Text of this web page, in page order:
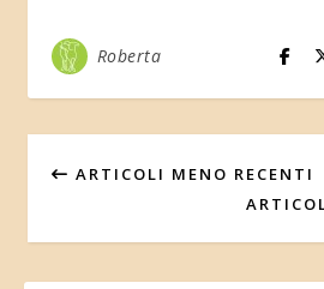
Roberta
ARTICOLI MENO RECENTI